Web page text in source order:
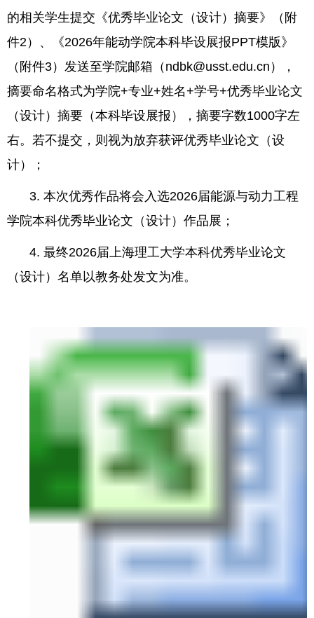
的相关学生提交《优秀毕业论文（设计）摘要》（附
件2）、《2026年能动学院本科毕设展报PPT模版》
（附件3）发送至学院邮箱（ ndbk@usst.edu.cn ），
摘要命名格式为学院+专业+姓名+学号+优秀毕业论文
（设计）摘要（本科毕设展报），摘要字数1000字左
右。若不提交，则视为放弃获评优秀毕业论文（设
计）；
3. 本次优秀作品将会入选2026届能源与动力工程
学院本科优秀毕业论文（设计）作品展；
4. 最终2026届上海理工大学本科优秀毕业论文
（设计）名单以教务处发文为准。